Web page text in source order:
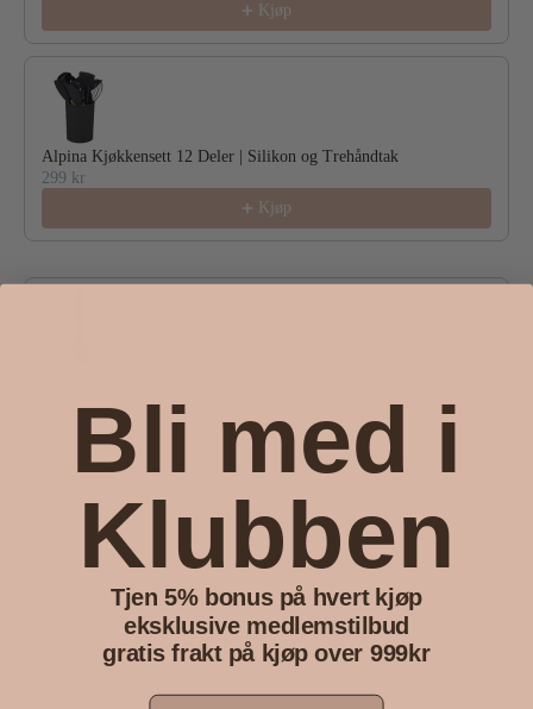
Kjøp
Alpina Kjøkkensett 12 Deler | Silikon og Trehåndtak
299 kr
Kjøp
Kjøp
Alpina Matparaply 35cm
Bli med i
Klubben
Tjen 5% bonus på hvert kjøp
eksklusive medlemstilbud
gratis frakt på kjøp over 999kr